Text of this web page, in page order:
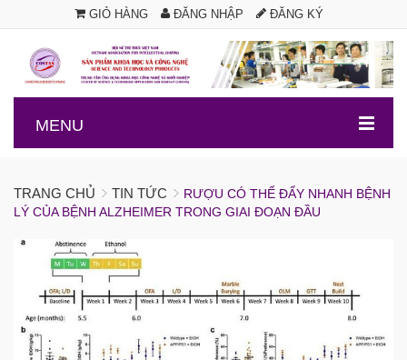
GIỎ HÀNG ĐĂNG NHẬP ĐĂNG KÝ
.
MENU
TRANG CHỦ TIN TỨC
RƯỢU CÓ THỂ ĐẨY NHANH BỆNH
LÝ CỦA BỆNH ALZHEIMER TRONG GIAI ĐOẠN ĐẦU